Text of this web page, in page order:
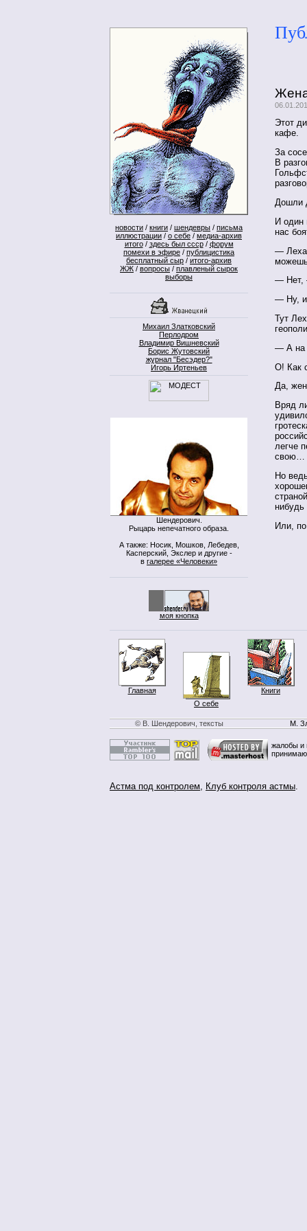
новости / книги / шендевры / письма
иллюстрации / о себе / медиа-архив
итого/ здесь был ссср/ форум
помехи в эфире / публицистика
бесплатный сыр / итого-архив
ЖЖ / вопросы / плавленый сырок
выборы
Михаил Златковский
Перлодром
Владимир Вишневский
Борис Жутовский
журнал "Бесэдер?"
Игорь Иртеньев
Шендерович.
Рыцарь непечатного образа.
А также: Носик, Мошков, Лебедев,
Касперский, Экслер и другие -
в галерее «Человеки»
моя кнопка
Этот
кафе.
За
В
Дошли
И один
нас
—
— Нет,
— Ну, и
Тут
— А на
О! Как
Да,
Вряд
легче
свою…
Но
Или,
Главная
О себе
Книги
© В. Шендерович, тексты М.
жалобы и
Астма под контролем, Клуб контроля астмы.